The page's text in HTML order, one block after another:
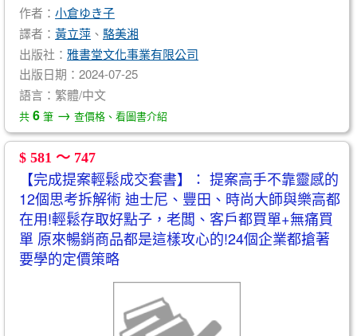
作者： 小倉ゆき子
譯者： 黃立萍 、 駱美湘
出版社： 雅書堂文化事業有限公司
出版日期：2024-07-25
語言：繁體/中文
共 6 筆 → 查價格、看圖書介紹
$ 581 ～ 747
【完成提案輕鬆成交套書】： 提案高手不靠靈感的
12個思考拆解術 迪士尼、豐田、時尚大師與樂高都
在用!輕鬆存取好點子，老闆、客戶都買單+無痛買
單 原來暢銷商品都是這樣攻心的!24個企業都搶著
要學的定價策略